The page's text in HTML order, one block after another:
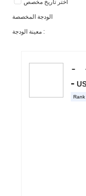
اختر تاريخ مخصص
الودجة المخصصة
معينة الودجة :